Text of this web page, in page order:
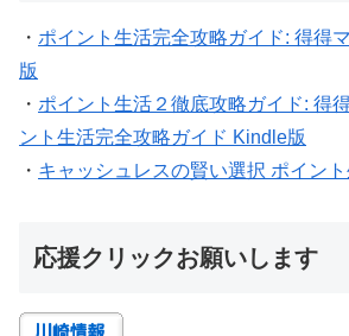
・ ポイント生活完全攻略ガイド: 得得
版
・ ポイント生活２徹底攻略ガイド: 得
ント生活完全攻略ガイド Kindle版
・ キャッシュレスの賢い選択 ポイン
応援クリックお願いします